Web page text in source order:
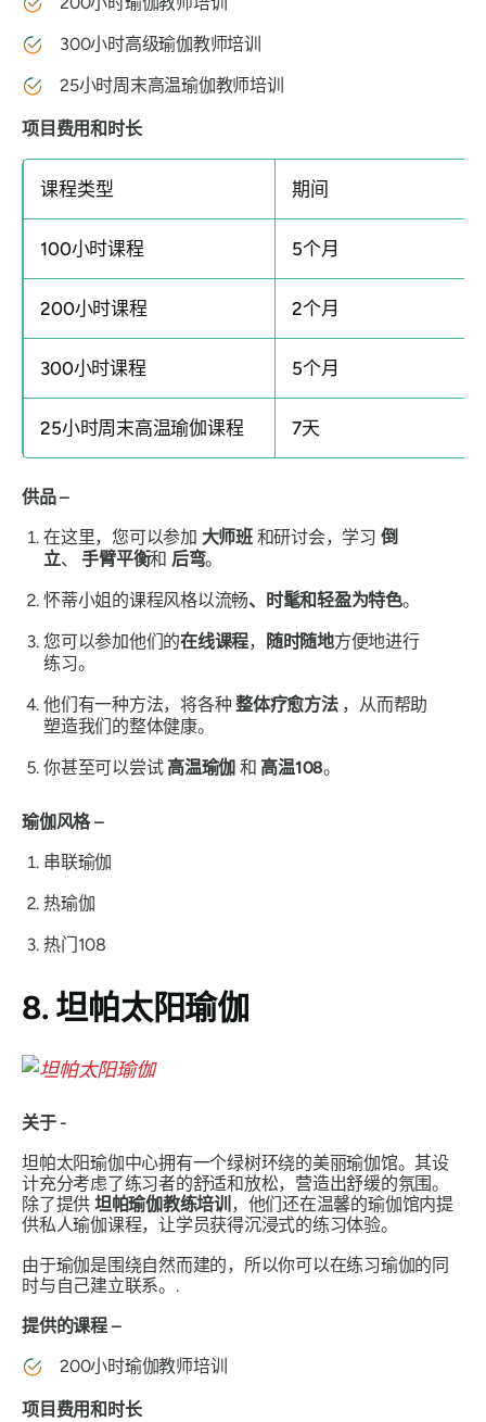
300小时高级瑜伽教师培训
25小时周末高温瑜伽教师培训
项目费用和时长
课程类型 期间
100小时课程 5个月
200小时课程 2个月
300小时课程 5个月
25小时周末高温瑜伽课程 7天
供品 –
在这里，您可以参加 大师班 和研讨会，学习 倒
立、手臂平衡和 后弯。
怀蒂小姐的课程风格以流畅、时髦和轻盈为特色。
您可以参加他们的在线课程， 随时随地方便地进行
练习。
他们有一种方法，将各种整体疗愈方法，从而帮助
塑造我们的整体健康。
你甚至可以尝试 高温瑜伽 和 高温108。
瑜伽风格 –
串联瑜伽
热瑜伽
热门108
8. 坦帕太阳瑜伽
关于 -
坦帕太阳瑜伽中心拥有一个绿树环绕的美丽瑜伽馆。其设
计充分考虑了练习者的舒适和放松，营造出舒缓的氛围。
除了提供 坦帕瑜伽教练培训 ，他们还在温馨的瑜伽馆内提
供私人瑜伽课程，让学员获得沉浸式的练习体验。
由于瑜伽是围绕自然而建的，所以你可以在练习瑜伽的同
时与自己建立联系。.
提供的课程 –
200小时瑜伽教师培训
项目费用和时长